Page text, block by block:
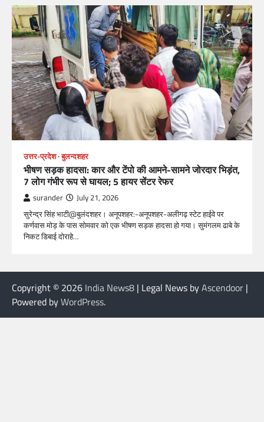
उत्तर-प्रदेश बुलन्दशहर
भीषण सड़क हादसा: कार और टेंपो की आमने-सामने जोरदार भिड़ंत,
7 लोग गंभीर रूप से घायल; 5 हायर सेंटर रेफर​
surander July 21, 2026
सुरेन्द्र सिंह भाटी@बुलंदशहर। अनूपशहर:-अनूपशहर-अलीगढ़ स्टेट हाईवे पर
कर्णवास मोड़ के पास सोमवार को एक भीषण सड़क हादसा हो गया। सुमंगलम ढाबे के
निकट डिबाई दोराहे…
Copyright © 2026 India News8 | Legal News byAscendoor |
Powered byWordPress.